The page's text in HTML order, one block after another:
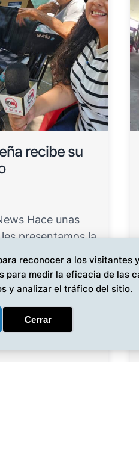
recibe su
Hace unas
presentamos la
ab…
reconocer a los visitantes
para medir la eficacia de las
y analizar el tráfico del sitio.
Cerrar